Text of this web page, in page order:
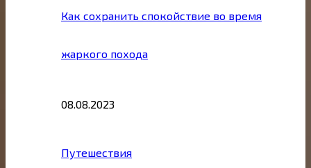
Как сохранить спокойствие во время
жаркого похода
08.08.2023
Путешествия